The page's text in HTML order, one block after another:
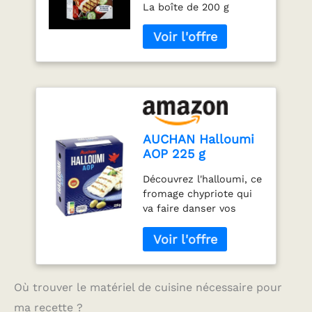
chypriote - La
boîte de 200 g
La boîte de 200 g
AUCHAN Halloumi
AOP 225 g
Découvrez l'halloumi, ce
fromage chypriote qui
va faire danser vos
texture unique et sa
capacité à résister à la
chaleur, il est le
compagnon idéal de vos
Où trouver le matériel de cuisine nécessaire pour
ma recette ?